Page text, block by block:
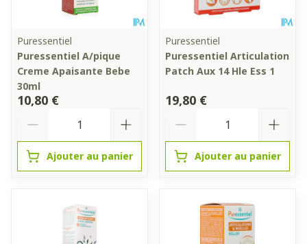
Puressentiel
Puressentiel A/pique
Creme Apaisante Bebe
30ml
10,80 €
Ajouter au panier
Puressentiel
Puressentiel Articulation
Patch Aux 14 Hle Ess 1
19,80 €
Ajouter au panier